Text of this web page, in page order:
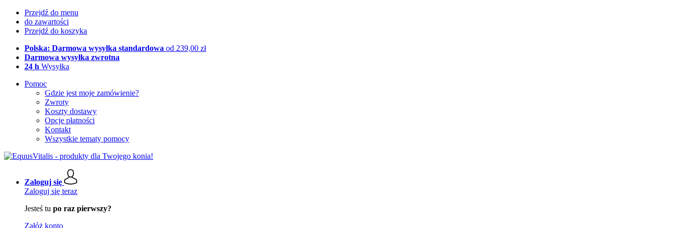
Przejdź do menu
do zawartości
Przejdź do koszyka
Polska: Darmowa wysyłka standardowa od 239,00 zł
Darmowa wysyłka zwrotna
24 h Wysyłka
Pomoc
Gdzie jest moje zamówienie?
Zwroty
Koszty dostawy
Opcje płatności
Kontakt
Wszystkie tematy pomocy
Zaloguj się
Zaloguj się teraz
Jesteś tu po raz pierwszy?
Załóż konto